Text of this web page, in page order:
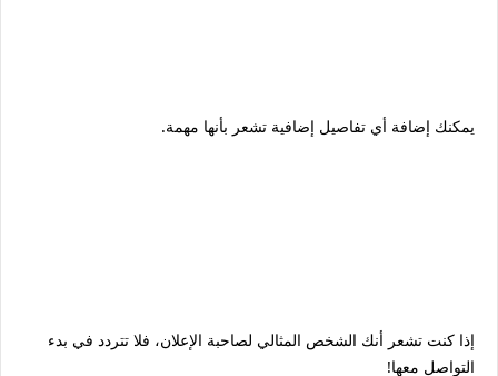
يمكنك إضافة أي تفاصيل إضافية تشعر بأنها مهمة.
إذا كنت تشعر أنك الشخص المثالي لصاحبة الإعلان، فلا تتردد في بدء
التواصل معها!